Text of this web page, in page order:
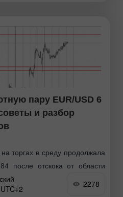
пару EUR/USD 6
и разбор
торгах в среду продолжала
после отскока от области
месячного флэта. Таким
продолжает абсолютно
2278